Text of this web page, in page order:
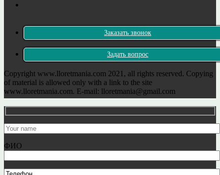
Заказать звонок
Задать вопрос
Copyright www.lloretmania.com 2021, all rights reserved. Copying
of material is allowed only with a link to the site
www.lloretmania.com. E-mail: lloretmania@gmail.com
ФИО